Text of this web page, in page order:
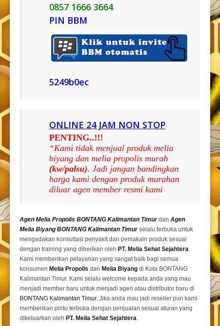
0857 1666 3664
PIN BBM
5249b0ec
ONLINE 24 JAM NON STOP
PENTING..!!!
“Kami tidak menjual produk melia
biyang dan melia propolis murah
(kw/palsu). Jadi jangan bandingkan
harga kami dengan produk murahan
diluar agen member resmi kami
Agen Melia Propolis BONTANG Kalimantan Timurdan Agen
Melia Biyang BONTANG Kalimantan Timurselalu terbuka untuk
mengadakan konsultasi penyakit dan pemakain produk sesuai
dengan training yang diberikan oleh PT. Melia Sehat Sejahtera.
Kami memberikan pelayanan yang sangat baik bagi semua
konsumen Melia Propolis dan Melia Biyang di Kota BONTANG
Kalimantan Timur. Kami selalu welcome kepada anda yang mau
menjadi member baru untuk menjadi agen atau distributor baru di
BONTANG Kalimantan Timur. Jika anda mau jadi reseller pun kami
memberikan pintu terbuka dengan penjualan sesuai aturan yang
dikeluarkan oleh PT. Melia Sehat Sejahtera.